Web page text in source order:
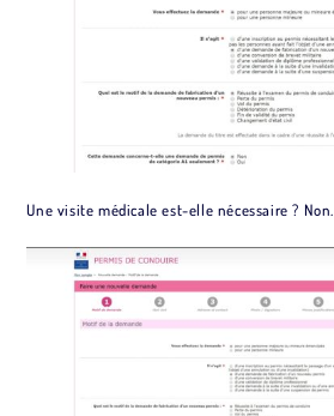
Une visite médicale est-elle nécessaire ? Non.